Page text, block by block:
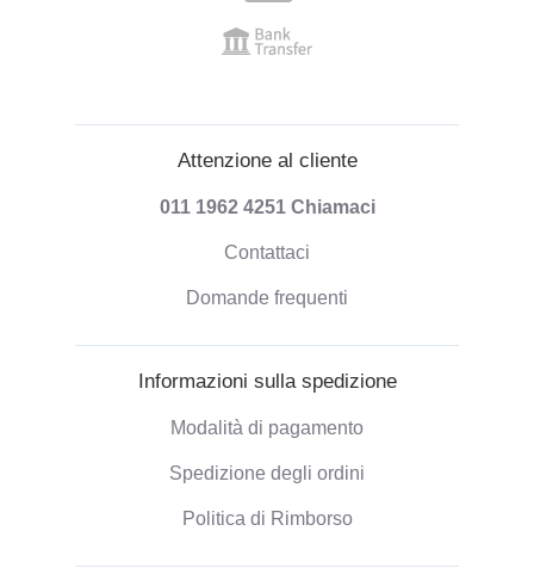
Attenzione al cliente
011 1962 4251 Chiamaci
Contattaci
Domande frequenti
Informazioni sulla spedizione
Modalità di pagamento
Spedizione degli ordini
Politica di Rimborso